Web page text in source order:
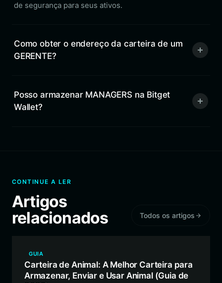
de segurança para seus ativos.
Como obter o endereço da carteira de um
GERENTE?
Posso armazenar MANAGERS na Bitget
Wallet?
CONTINUE A LER
Artigos
relacionados
Todos os artigos
GUIA
Carteira de Animal: A Melhor Carteira para
Armazenar, Enviar e Usar Animal (Guia de